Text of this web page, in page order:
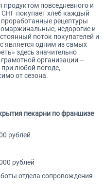
повседневного и
СНГ покупает хлеб каждый
рецептуры
недорогие и
поток покупателей и
одним из самых
здесь значительно
организации –
любой погоде,
от сезона.
пекарни по франшизе
рублей
рублей
отдела сопровождения